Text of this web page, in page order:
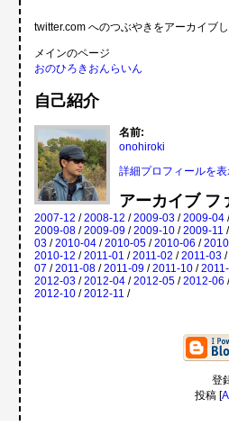
twitter.com へのつぶやきをアーカイブし
メインのページ
おのひろきおんらいん
自己紹介
名前:
onohiroki
詳細プロフィールを
アーカイブ フ
2007-12 /2008-12 /2009-03 /2009-04
2009-08 /2009-09 /2009-10 /2009-11
03 /2010-04 /2010-05 /2010-06 /
2010-12 /2011-01 /2011-02 /2011-03
07 /2011-08 /2011-09 /2011-10 /
2012-03 /2012-04 /2012-05 /2012-06
2012-10 /2012-11 /
登
投稿 [